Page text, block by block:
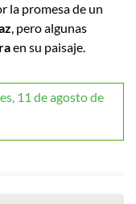
la promesa de un
, pero algunas
en su paisaje.
11 de agosto de